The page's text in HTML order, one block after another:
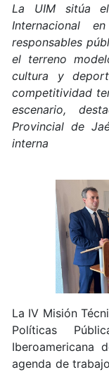
La UIM sitúa
Internacional
responsables
el terreno
cultura y
competitividad
escenario,
Provincial de
interna
La IV Misión
Políticas
Iberoamericana
agenda de